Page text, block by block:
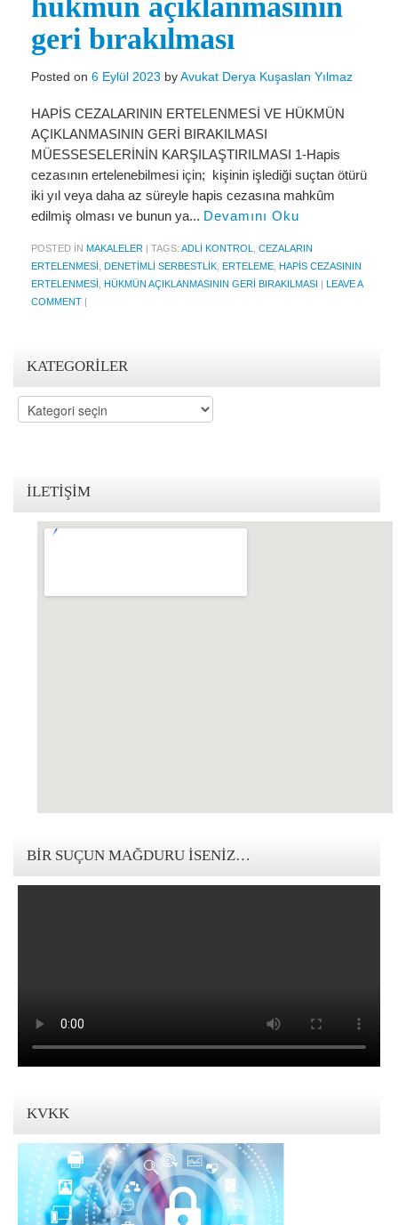
Miras Hukuku
İcra Ve İflas Hukuku
Gayrimenkul hukuku
Ticaret Hukuku
İdare ve Vergi Hukuku
Basında Derya Kuşaslan
HESAPLAMA ARAÇLARI
İhbar Tazminatı Hesaplama
Kıdem Tazminatı Hesaplama
İşsizlik Maaşı Hesaplama
KVKK
Saklama ve İmha Politikası
Aydınlatma Metni
hükmün açıklanmasının
geri bırakılması
Posted on 6 Eylül 2023 byAvukat Derya Kuşaslan Yılmaz
HAPİS CEZALARININ ERTELENMESİ VE HÜKMÜN
AÇIKLANMASININ GERİ BIRAKILMASI
MÜESSESELERİNİN KARŞILAŞTIRILMASI 1-Hapis
cezasının ertelenebilmesi için; kişinin işlediği suçtan ötürü
iki yıl veya daha az süreyle hapis cezasına mahkûm
edilmiş olması ve bunun ya... Devamını Oku
POSTED IN MAKALELER | TAGS: ADLI KONTROL
CEZALARIN
ERTELENMESI DENETIMLI SERBESTLIK ERTELEME HAPIS CEZASININ
ERTELENMESI HÜKMÜN AÇIKLANMASININ GERI BIRAKILMASI | LEAVE A
COMMENT |
KATEGORILER
Kategoriler
İLETIŞIM
BIR SUÇUN MAĞDURU İSENIZ…
KVKK